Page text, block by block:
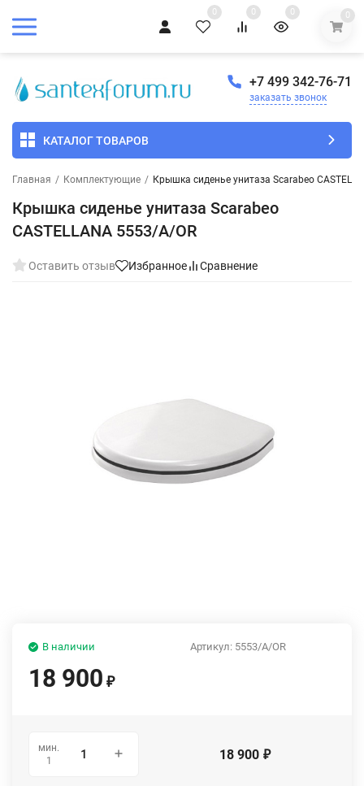
0 0 0 0
+7 499 342-76-71
заказать звонок
КАТАЛОГ ТОВАРОВ
Главная / Комплектующие / Крышка сиденье унитаза Scarabeo
Крышка сиденье унитаза Scarabeo
CASTELLANA 5553/A/OR
Оставить отзыв Избранное Сравнение
Артикул: 5553/A/OR
В наличии
18 900 ₽
мин.
1
18 900 ₽